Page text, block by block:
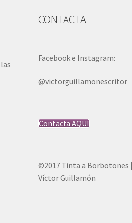
CONTACTA
Facebook e Instagram:
@victorguillamonescritor
Contacta AQUÍ
©2017 Tinta a Borbotones |
Víctor Guillamón